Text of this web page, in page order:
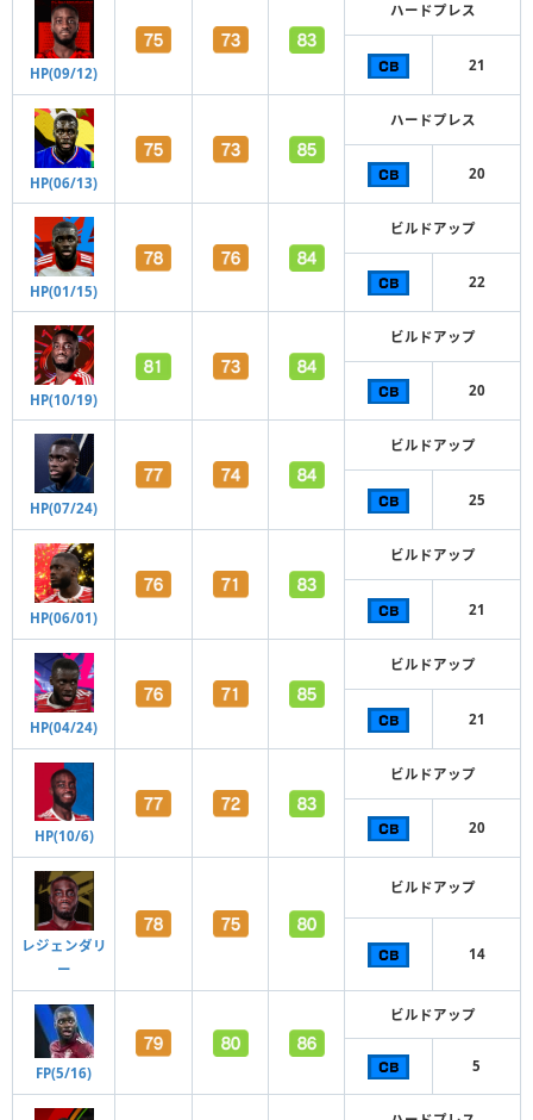
HP(09/12)
ハードプレス
21
HP(06/13)
ハードプレス
20
HP(01/15)
ビルドアップ
22
HP(10/19)
ビルドアップ
20
HP(07/24)
ビルドアップ
25
HP(06/01)
ビルドアップ
21
HP(04/24)
ビルドアップ
21
HP(10/6)
ビルドアップ
20
レジェンダリ
ー
ビルドアップ
14
FP(5/16)
ビルドアップ
5